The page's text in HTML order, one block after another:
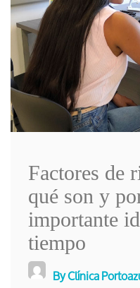
Factores de
qué son y
importante
tiempo
ByClínica